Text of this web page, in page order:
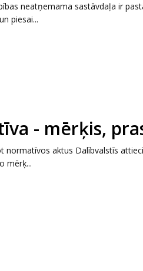
neatņemama sastāvdaļa ir
piesai...
- mērķis,
normatīvos aktus Dalībvalstīs
mērķ...